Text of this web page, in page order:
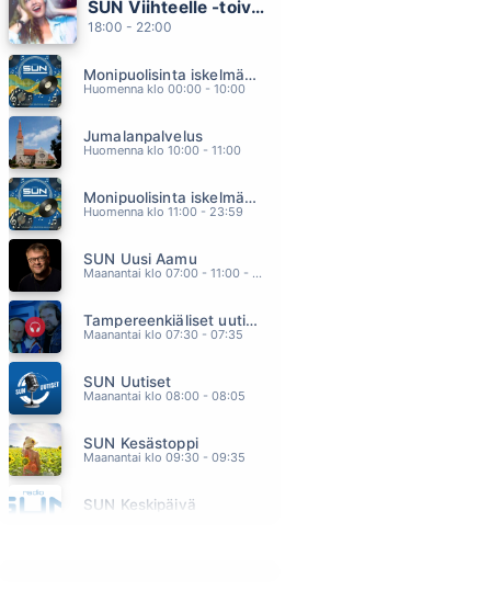
UNTAKO VAIN
EI KUKAAN MUU
ROTUNAINEN
NEW DAY HAS COME
SUN Viihteelle -toivekonsertti
18:00 - 22:00
Monipuolisinta iskelmää ja parasta poppia
Huomenna klo 00:00 - 10:00
Jumalanpalvelus
Huomenna klo 10:00 - 11:00
Monipuolisinta iskelmää ja parasta poppia
Huomenna klo 11:00 - 23:59
SUN Uusi Aamu
Maanantai klo 07:00 - 11:00 - Studiossa: Kimmo Hoivassilta
Tampereenkiäliset uutiset
Maanantai klo 07:30 - 07:35
SUN Uutiset
Maanantai klo 08:00 - 08:05
SUN Kesästoppi
Maanantai klo 09:30 - 09:35
SUN Keskipäivä